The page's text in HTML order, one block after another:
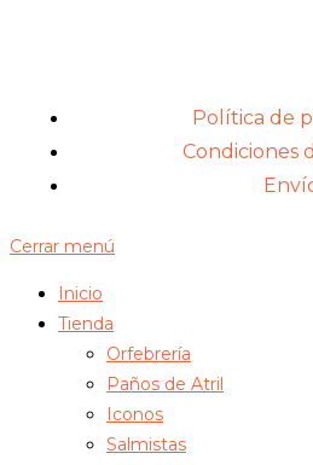
Política de
Condiciones
Cerrar menú
Inicio
Tienda
Orfebrería
Paños de Atril
Iconos
Salmistas